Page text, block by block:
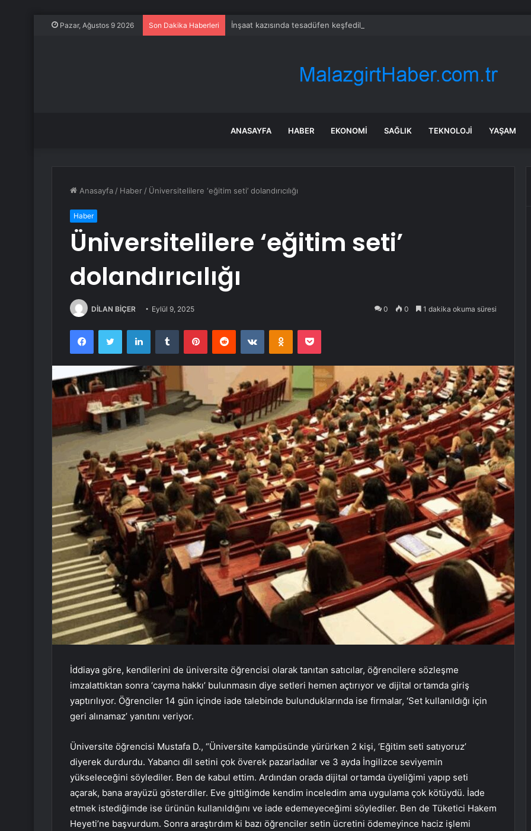
Pazar, Ağustos 9 2026 Son Dakika Haberleri İnşaat kazısında tesadüfen keşfedildi: Toprağın iki metre altında yıllardır gizli kalmış
ANASAYFA HABER EKONOMI SAĞLIK TEKNOLOJI YAŞAM
Anasayfa / Haber / Üniversitelilere ‘eğitim seti’ dolandırıcılığı
Haber
Üniversitelilere ‘eğitim seti’
dolandırıcılığı
DİLAN BİÇER Eylül 9, 2025 0 0 1 dakika okuma süresi
FacebookTwitter LinkedInTumblr PinterestReddit VKontakteOdnoklassniki
Pocket
İddiaya göre, kendilerini de üniversite öğrencisi olarak tanıtan satıcılar, öğrencilere sözleşme
imzalattıktan sonra ‘cayma hakkı’ bulunmasın diye setleri hemen açtırıyor ve dijital ortamda giriş
yaptırılıyor. Öğrenciler 14 gün içinde iade talebinde bulunduklarında ise firmalar, ‘Set kullanıldığı için
geri alınamaz’ yanıtını veriyor.
Üniversite öğrencisi Mustafa D., “Üniversite kampüsünde yürürken 2 kişi, ‘Eğitim seti satıyoruz’
diyerek durdurdu. Yabancı dil setini çok överek pazarladılar ve 3 ayda İngilizce seviyemin
yükseleceğini söylediler. Ben de kabul ettim. Ardından orada dijital ortamda üyeliğimi yapıp seti
açarak, bana arayüzü gösterdiler. Eve gittiğimde kendim inceledim ama uygulama çok kötüydü. İade
etmek istediğimde ise ürünün kullanıldığını ve iade edemeyeceğimi söylediler. Ben de Tüketici Hakem
Heyeti’ne başvurdum. Sonra araştırdım ki bazı öğrenciler setin ücretini ödemeyince haciz işlemi